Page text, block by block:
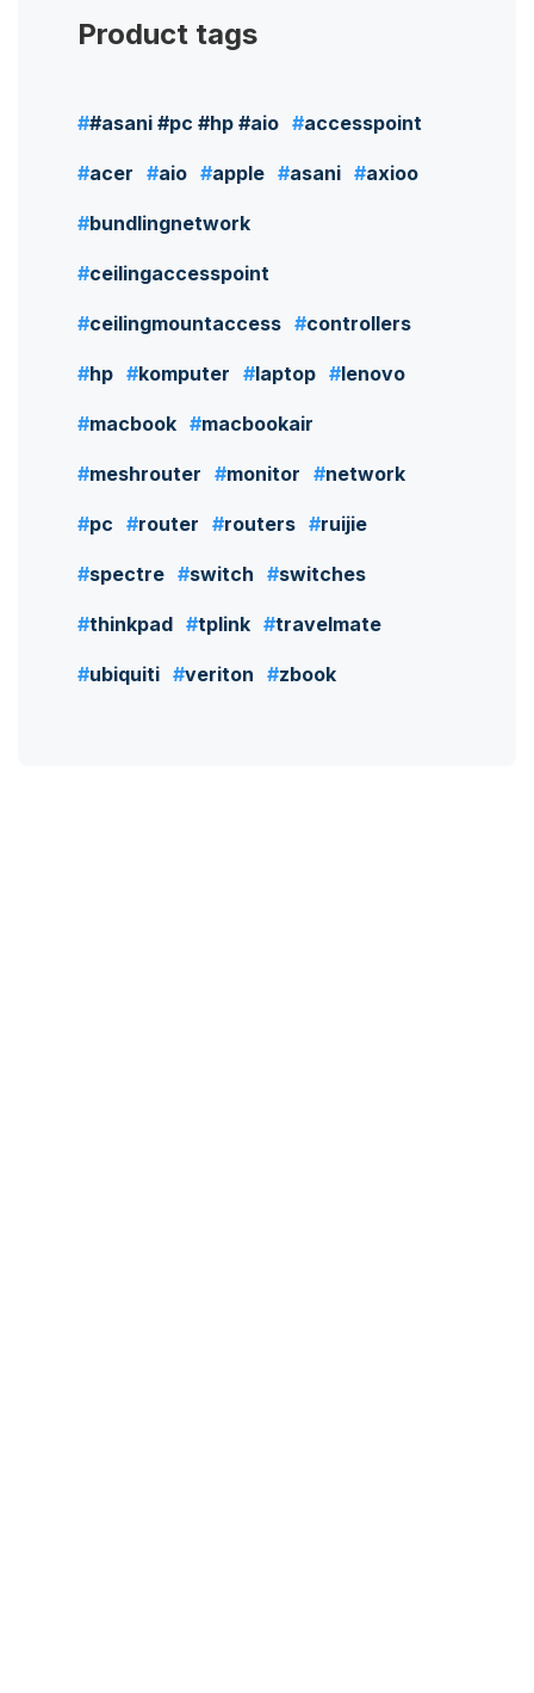
Product tags
#asani #pc #hp #aio accesspoint
acer aio apple asani axioo
bundlingnetwork
ceilingaccesspoint
ceilingmountaccess controllers
hp komputer laptop lenovo
macbook macbookair
meshrouter monitor network
pc router routers ruijie
spectre switch switches
thinkpad tplink travelmate
ubiquiti veriton zbook